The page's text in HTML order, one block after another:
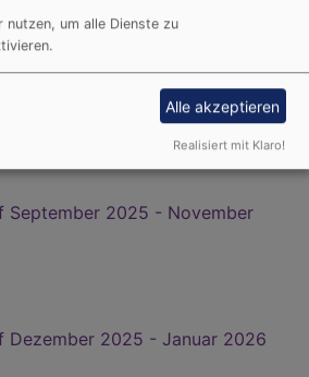
Mai - August 2025-2 1.86 MB
September 2025 - November
Dezember 2025 - Januar 2026
nutzen, um alle Dienste zu
Alle akzeptieren
Realisiert mit Klaro!